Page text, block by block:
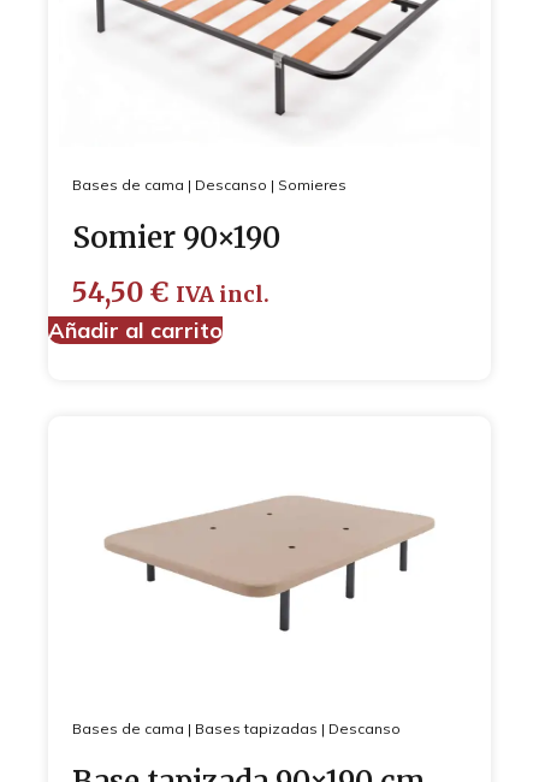
Bases de cama | Descanso | Somieres
Somier 90×190
54,50 € IVA incl.
Añadir al carrito
Bases de cama | Bases tapizadas | Descanso